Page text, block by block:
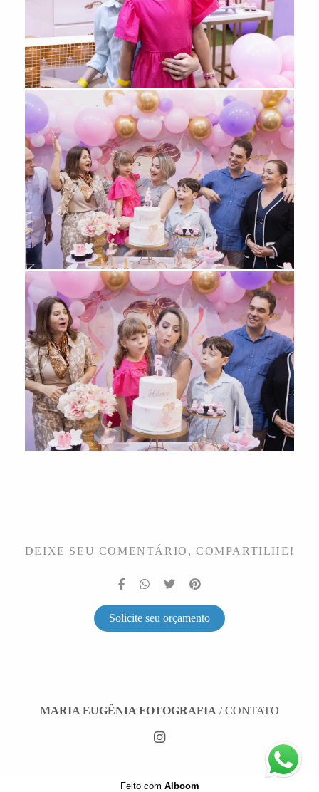
DEIXE SEU COMENTÁRIO, COMPARTILHE!
Solicite seu orçamento
MARIA EUGÊNIA FOTOGRAFIA /CONTATO
Feito com Alboom